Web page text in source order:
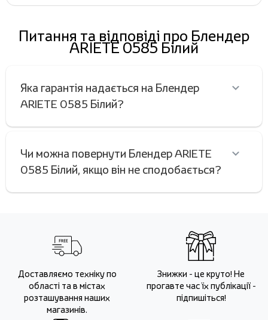
Питання та відповіді про Блендер
ARIETE 0585 Білий
Яка гарантія надається на Блендер
ARIETE 0585 Білий?
Чи можна повернути Блендер ARIETE
0585 Білий, якщо він не сподобається?
Доставляємо техніку по
області та в містах
розташування наших
магазинів.
Знижки - це круто! Не
прогавте час їх публікації -
підпишіться!